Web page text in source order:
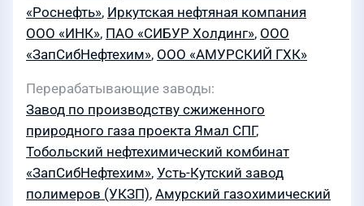
«Роснефть», Иркутская нефтяная компания
ООО «ИНК», ПАО «СИБУР Холдинг», ООО
«ЗапСибНефтехим», ООО «АМУРСКИЙ ГХК»
Перерабатывающие заводы
Завод по производству сжиженного
природного газа проекта Ямал СПГ,
Тобольский нефтехимический комбинат
«ЗапСибНефтехим», Усть-Кутский завод
полимеров (УКЗП), Амурский газохимический